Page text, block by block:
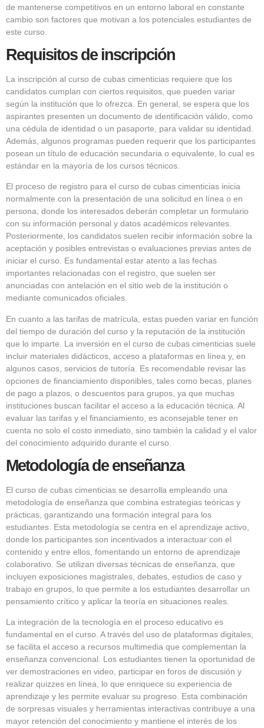
de mantenerse competitivos en un entorno laboral en constante
cambio son factores que motivan a los potenciales estudiantes de
este curso.
Requisitos de inscripción
La inscripción al curso de cubas cimenticias requiere que los
candidatos cumplan con ciertos requisitos, que pueden variar
según la institución que lo ofrezca. En general, se espera que los
aspirantes presenten un documento de identificación válido, como
una cédula de identidad o un pasaporte, para validar su identidad.
Además, algunos programas pueden requerir que los participantes
posean un título de educación secundaria o equivalente, lo cual es
estándar en la mayoría de los cursos técnicos.
El proceso de registro para el curso de cubas cimenticias inicia
normalmente con la presentación de una solicitud en línea o en
persona, donde los interesados deberán completar un formulario
con su información personal y datos académicos relevantes.
Posteriormente, los candidatos suelen recibir información sobre la
aceptación y posibles entrevistas o evaluaciones previas antes de
iniciar el curso. Es fundamental estar atento a las fechas
importantes relacionadas con el registro, que suelen ser
anunciadas con antelación en el sitio web de la institución o
mediante comunicados oficiales.
En cuanto a las tarifas de matrícula, estas pueden variar en función
del tiempo de duración del curso y la reputación de la institución
que lo imparte. La inversión en el curso de cubas cimenticias suele
incluir materiales didácticos, acceso a plataformas en línea y, en
algunos casos, servicios de tutoría. Es recomendable revisar las
opciones de financiamiento disponibles, tales como becas, planes
de pago a plazos, o descuentos para grupos, ya que muchas
instituciones buscan facilitar el acceso a la educación técnica. Al
evaluar las tarifas y el financiamiento, es aconsejable tener en
cuenta no solo el costo inmediato, sino también la calidad y el valor
del conocimiento adquirido durante el curso.
Metodología de enseñanza
El curso de cubas cimenticias se desarrolla empleando una
metodología de enseñanza que combina estrategias teóricas y
prácticas, garantizando una formación integral para los
estudiantes. Esta metodología se centra en el aprendizaje activo,
donde los participantes son incentivados a interactuar con el
contenido y entre ellos, fomentando un entorno de aprendizaje
colaborativo. Se utilizan diversas técnicas de enseñanza, que
incluyen exposiciones magistrales, debates, estudios de caso y
trabajo en grupos, lo que permite a los estudiantes desarrollar un
pensamiento crítico y aplicar la teoría en situaciones reales.
La integración de la tecnología en el proceso educativo es
fundamental en el curso. A través del uso de plataformas digitales,
se facilita el acceso a recursos multimedia que complementan la
enseñanza convencional. Los estudiantes tienen la oportunidad de
ver demostraciones en video, participar en foros de discusión y
realizar quizzes en línea, lo que enriquece su experiencia de
aprendizaje y les permite evaluar su progreso. Esta combinación
de sorpresas visuales y herramientas interactivas contribuye a una
mayor retención del conocimiento y mantiene el interés de los